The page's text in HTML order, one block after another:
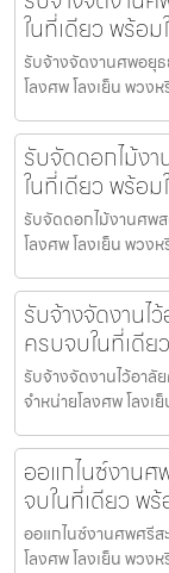
ในที่เดียว พร้อ
รับจ้างจัดงานศพอยุ
โลงศพ โลงเย็น พวง
รับจัดดอกไม้ง
ในที่เดียว พร้อ
รับจัดดอกไม้งานศพ
โลงศพ โลงเย็น พวง
รับจ้างจัดงานไ
ครบจบในที่เดีย
รับจ้างจัดงานไว้อา
จำหน่ายโลงศพ โลง
ออแกไนซ์งาน
จบในที่เดียว พ
ออแกไนซ์งานศพศรี
โลงศพ โลงเย็น พวง